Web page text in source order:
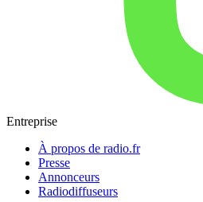
Entreprise
À propos de radio.fr
Presse
Annonceurs
Radiodiffuseurs